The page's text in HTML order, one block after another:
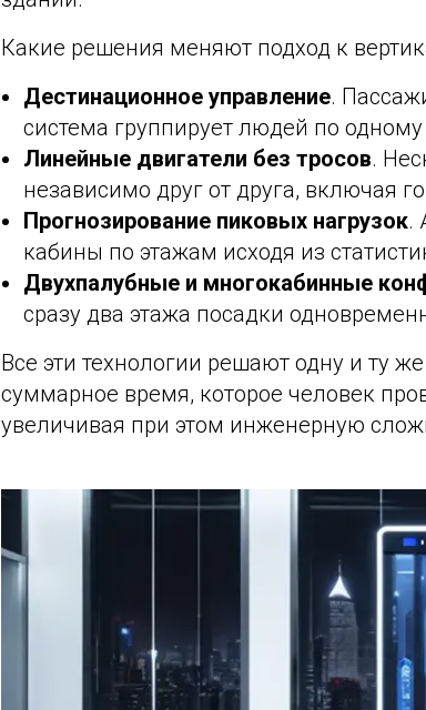
Какие решения меняют подход к
Дестинационное управление.
система группирует людей по
Линейные двигатели без тросов.
независимо друг от друга, включая
Прогнозирование пиковых нагрузок.
кабины по этажам исходя из
Двухпалубные и многокабинные
сразу два этажа посадки
Все эти технологии решают одну и ту
суммарное время, которое человек
увеличивая при этом инженерную